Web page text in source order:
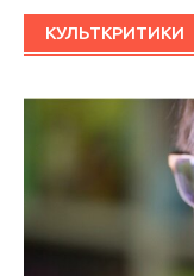
КУЛЬТКРИТИКИ